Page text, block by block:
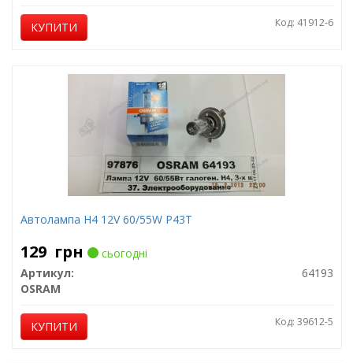
КУПИТИ Код: 41912-6
Автолампа H4 12V 60/55W P43T
129 грн
сьогодні
Артикул:
64193
OSRAM
КУПИТИ Код: 39612-5